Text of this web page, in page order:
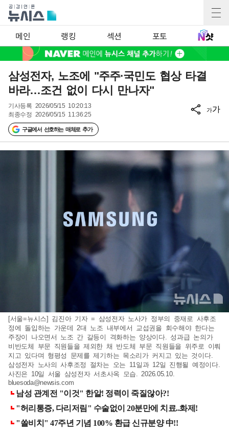
메인 랭킹 섹션 포토
삼성전자, 노조에 "주주·국민도 협상 타결
바라…조건 없이 다시 만나자"
기사등록 2026/05/15 10:20:13
최종수정 2026/05/15 11:36:25
구글에서 선호하는 매체로 추가
가가
[서울=뉴시스] 김진아 기자 = 삼성전자 노사가 정부의 중재로 사후조
정에 돌입하는 가운데 2대 노조 내부에서 교섭권을 회수해야 한다는
주장이 나오면서 노조 간 갈등이 격화하는 양상이다. 성과급 논의가
비반도체 부문 직원들을 제외한 채 반도체 부문 직원들을 위주로 이뤄
지고 있다며 형평성 문제를 제기하는 목소리가 커지고 있는 것이다.
삼성전자 노사의 사후조정 절차는 오는 11일과 12일 진행될 예정이다.
사진은 10일 서울 삼성전자 서초사옥 모습. 2026.05.10.
bluesoda@newsis.com